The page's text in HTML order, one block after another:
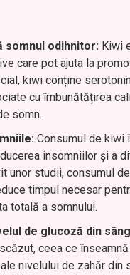
somnul odihnitor: Kiwi
care pot ajuta la
kiwi conține
cu îmbunătățirea
somn.
Consumul de kiwi
insomniilor și a
unor studii, consumul
timpul necesar
totală a somnului.
de glucoză din
ceea ce
nivelului de zahăr din